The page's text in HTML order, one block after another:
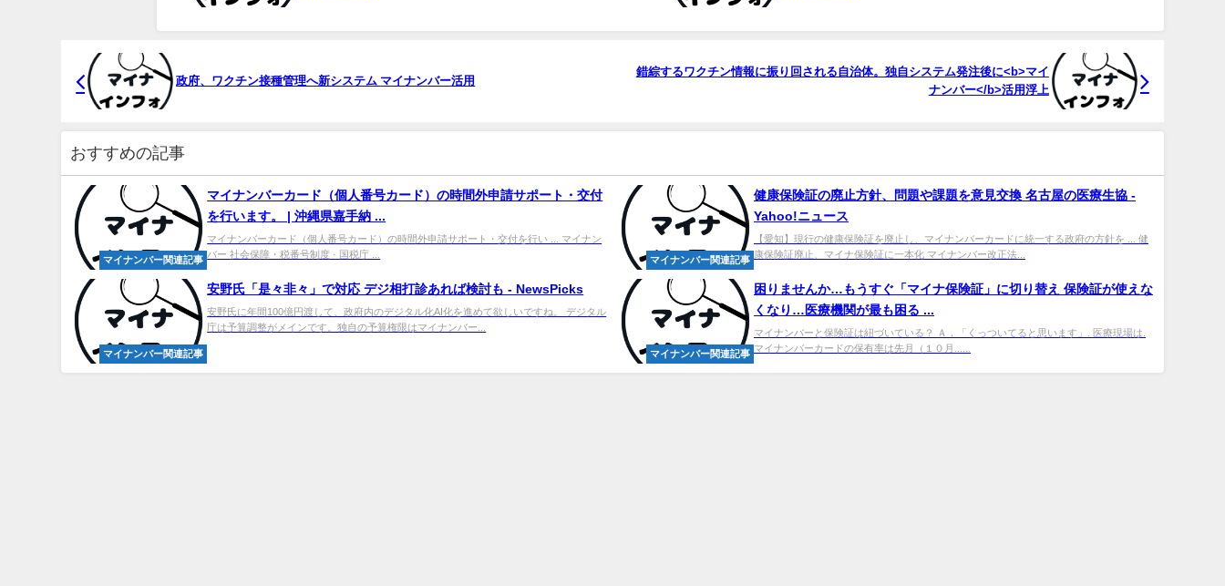
政府、ワクチン接種管理へ新システム マイナンバー活用
錯綜するワクチン情報に振り回される自治体。独自システム発注後に<b>マイ
ナンバー</b>活用浮上
おすすめの記事
マイナンバー関連記事
マイナンバーカード（個人番号カード）の時間外申請サポート・交付
を行います。 | 沖縄県嘉手納 ...
マイナンバーカード（個人番号カード）の時間外申請サポート・交付を行い ... マイナン
バー 社会保障・税番号制度 · 国税庁 ...
マイナンバー関連記事
健康保険証の廃止方針、問題や課題を意見交換 名古屋の医療生協 -
Yahoo!ニュース
【愛知】現行の健康保険証を廃止し、マイナンバーカードに統一する政府の方針を ... 健
康保険証廃止、マイナ保険証に一本化 マイナンバー改正法...
マイナンバー関連記事
安野氏「是々非々」で対応 デジ相打診あれば検討も - NewsPicks
安野氏に年間100億円渡して、政府内のデジタル化AI化を進めて欲しいですね。 デジタル
庁は予算調整がメインです。独自の予算権限はマイナンバー...
マイナンバー関連記事
困りませんか…もうすぐ「マイナ保険証」に切り替え 保険証が使えな
くなり…医療機関が最も困る ...
マイナンバーと保険証は紐づいている？ Ａ．「くっついてると思います」. 医療現場は.
マイナンバーカードの保有率は先月（１０月......